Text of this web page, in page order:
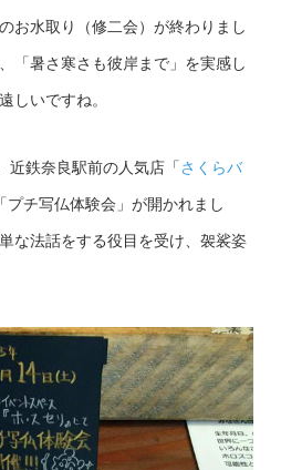
お水取り（修二会）が終わりまし
「暑さ寒さも彼岸まで」を実感し
しいですね。
近鉄奈良駅前の人気店「さくらバ
プチ写仏体験会」が開かれまし
な法話をする役目を受け、袈裟姿